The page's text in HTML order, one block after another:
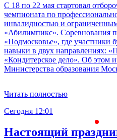
С 18 по 22 мая стартовал
чемпионата по
инвалидностью и
«Абилимпикс». Соревнования
«Подмосковье», где участники
навыки в двух направлениях:
«Кондитерское дело». Об этом
Министерства образования
Читать полностью
Сегодня 12:01
Настоящий